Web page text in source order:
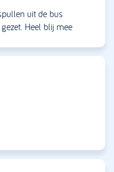
uit de bus
Heel blij mee